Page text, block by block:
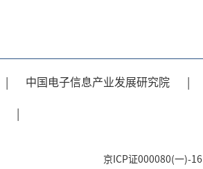
| 中国电子信息产业发展研究院 |
|
京ICP证000080(一)-16